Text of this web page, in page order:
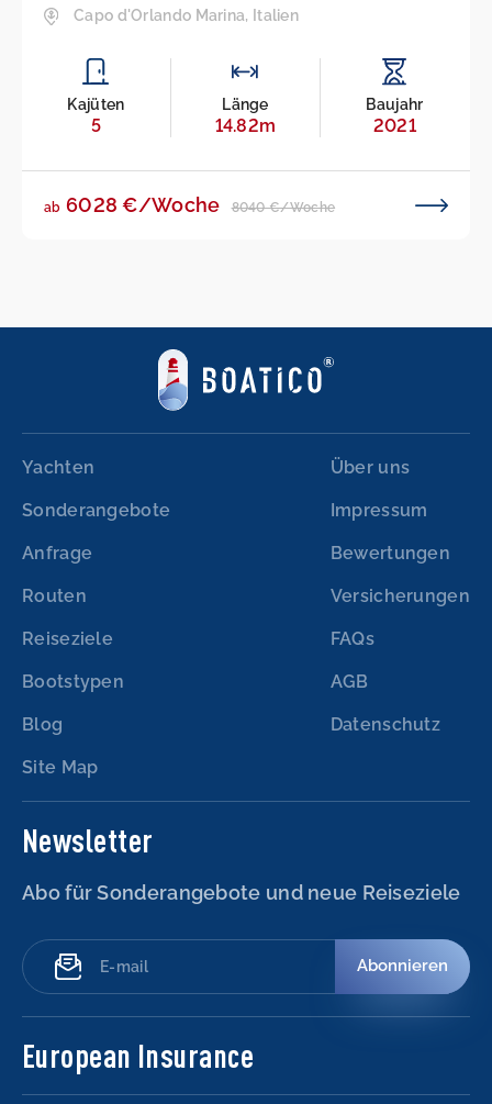
Capo d'Orlando Marina, Italien
Kajüten
5
Länge
14.82m
Baujahr
2021
ab 6028 €/Woche 8040 €/Woche
Yachten
Sonderangebote
Anfrage
Routen
Reiseziele
Bootstypen
Blog
Site Map
Über uns
Impressum
Bewertungen
Versicherungen
FAQs
AGB
Datenschutz
Newsletter
Abo für Sonderangebote und neue Reiseziele
Abonnieren
European Insurance